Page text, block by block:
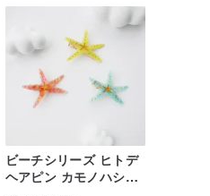
ビーチシリーズ ヒトデ
ヘアピン カモノハシク